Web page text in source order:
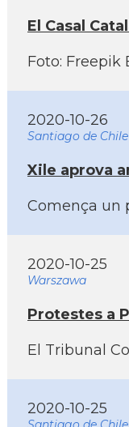
El Casal
Foto: Freepik
2020-10-26
Santiago de Chile
Xile aprova
Comença un
2020-10-25
Warszawa
Protestes a
El Tribunal
2020-10-25